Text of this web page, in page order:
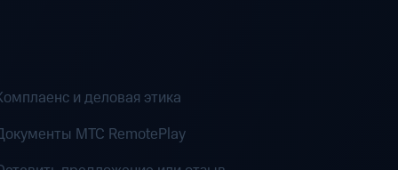
и деловая этика
MTC RemotePlay